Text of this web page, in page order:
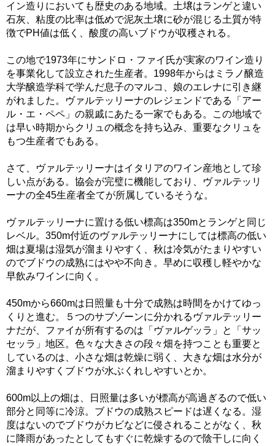
イン造りにおいても歴史のある地域。土壌はランゲと違い
石灰、粘度の比率は低めで泥灰土壌に砂が混じる土質が特
徴でPH値は低く、酸度の高いブドウが収穫される。
この地で1973年にサンドロ・ファイ氏が実家のワイン造り
を事業化して設立された生産者。1998年からはミラノ醸造
大学醸造学科で学んだ息子のマルコ、娘のエレナに引き継
がれました。ヴァルテッリーナのレジェンドである「アー
ル・エ・ペペ」の親戚にあたる一家でもある。この地域で
は早い時期からクリュの概念を持ち込み、重要なクリュを
もつ生産者でもある。
さて、ヴァルテッリーナはイタリアのワイン産地として珍
しい点がある。協会が完璧に機能しており、ヴァルテッリ
ーナの全45生産者全てが所属しているそうな。
ヴァルテッリーナに置ける低い標高は350mとランゲと同じ
レベル。350m付近のヴァルテッリーナにしては標高の低い
畑は夏場は湿気が溜まりやすく、秋は冷気がたまりやすい
のでブドウの成熟にはやや不向き。早めに収穫し軽やかな
早飲みワインに向く。
450mから660mは日照量も十分で成熟は時間をかけてゆっ
くりと進む。５つのサブゾーンに分かれるヴァルテッリー
ナだが、ファイが所有するのは「ヴァルゲッラ」と「サッ
セッラ」地区。色々な大きさの段々畑を持つことも重要と
しているのは、小さな畑は乾燥に弱く、大きな畑は水分が
溜まりやすくブドウが水ぶくれしやすいとか。
600m以上の畑は、日照量は多いが標高が高過ぎるので低い
部分と同等に冷涼。ブドウの成熟スピードは遅くなる。湿
度はないのでブドウがカビなどに侵されることがなく、秋
に降雨があったとしてもすぐに乾燥するので陰干しに向く